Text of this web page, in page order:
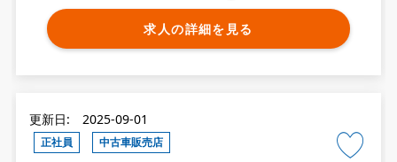
求人の詳細を見る
更新日: 2025-09-01
正社員 中古車販売店